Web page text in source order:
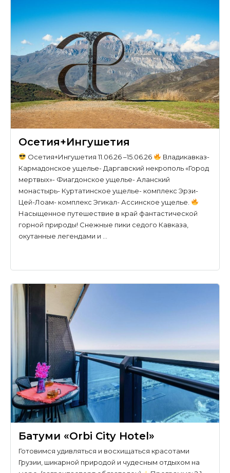
Осетия+Ингушетия
Осетия+Ингушетия 11.06.26 –15.06.26
Владикавказ-
Кармадонское ущелье- Даргавский некрополь «Город
мертвых»- Фиагдонское ущелье- Аланский
монастырь- Куртатинское ущелье- комплекс Эрзи-
Цей-Лоам- комплекс Эгикал- Ассинское ущелье.
Насыщенное путешествие в край фантастической
горной природы! Снежные пики седого Кавказа,
окутанные легендами и …
Батуми «Orbi City Hotel»
Готовимся удивляться и восхищаться красотами
Грузии, шикарной природой и чудесным отдыхом на